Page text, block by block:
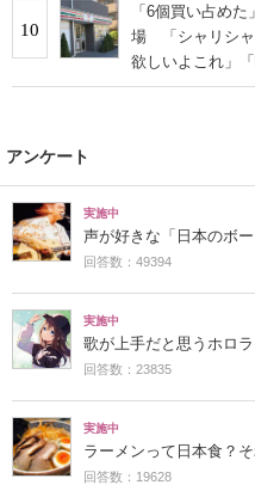
10
「6個買い占め
場 「シャリシャ
欲しいよこれ」
アンケート
実施中
声が好きな「日本のボ
回答数：49394
実施中
歌が上手だと思うホロ
回答数：23835
実施中
ラーメンって日本食？
回答数：19628